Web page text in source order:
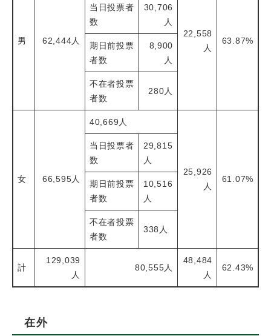
男 62,444人
22,558
人
63.87%
当日投票者
数
30,706
人
期日前投票
者数
8,900
人
不在者投票
者数
280人
女 66,595人
40,669人
25,926
人
61.07%
当日投票者
数
29,815
人
期日前投票
者数
10,516
人
不在者投票
者数
338人
計
129,039
人
80,555人
48,484
人
62.43%
在外